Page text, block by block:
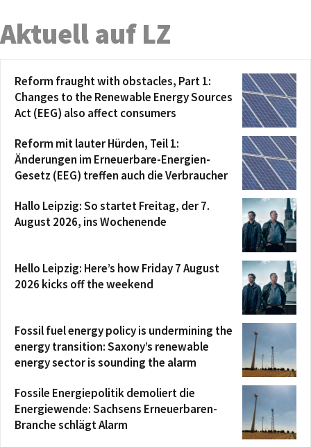
Aktuell auf LZ
Reform fraught with obstacles, Part 1:
Changes to the Renewable Energy Sources
Act (EEG) also affect consumers
Reform mit lauter Hürden, Teil 1:
Änderungen im Erneuerbare-Energien-
Gesetz (EEG) treffen auch die Verbraucher
Hallo Leipzig: So startet Freitag, der 7.
August 2026, ins Wochenende
Hello Leipzig: Here’s how Friday 7 August
2026 kicks off the weekend
Fossil fuel energy policy is undermining the
energy transition: Saxony’s renewable
energy sector is sounding the alarm
Fossile Energiepolitik demoliert die
Energiewende: Sachsens Erneuerbaren-
Branche schlägt Alarm